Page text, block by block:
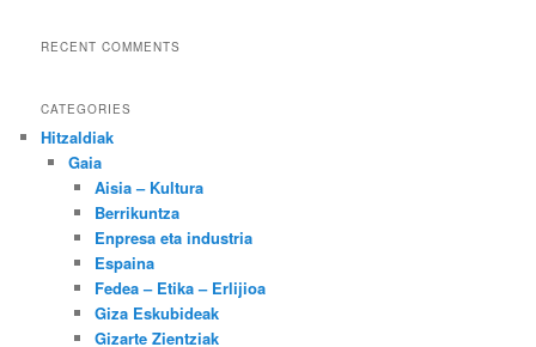
RECENT COMMENTS
CATEGORIES
Hitzaldiak
Gaia
Aisia – Kultura
Berrikuntza
Enpresa eta industria
Espaina
Fedea – Etika – Erlijioa
Giza Eskubideak
Gizarte Zientziak